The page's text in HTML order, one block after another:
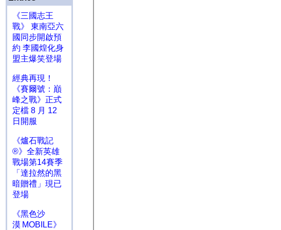
《三國志王
戰》 東南亞六
國同步開啟預
約 李國煌化身
盟主爆笑登場
經典再現！
《賽爾號：巔
峰之戰》正式
定檔 8 月 12
日開服
《爐石戰記
®》全新英雄
戰場第14賽季
「達拉然的黑
暗贈禮」現已
登場
《黑色沙
漠 MOBILE》